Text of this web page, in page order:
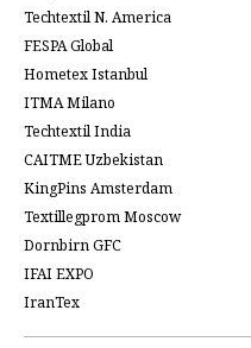
Techtextil N. America
FESPA Global
Hometex Istanbul
ITMA Milano
Techtextil India
CAITME Uzbekistan
KingPins Amsterdam
Textillegprom Moscow
Dornbirn GFC
IFAI EXPO
IranTex